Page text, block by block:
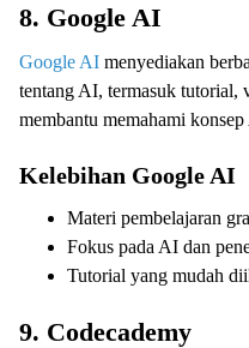
8. Google AI
Google AI menyediakan
tentang AI, termasuk tutorial,
membantu memahami
Kelebihan Google AI
Materi pembelajaran
Fokus pada AI dan
Tutorial yang mudah
9. Codecademy